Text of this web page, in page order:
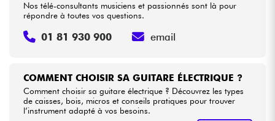
COMMENT CHOISIR SA GUITARE ÉLECTRIQUE ?
Comment choisir sa guitare électrique ? Découvrez les types
de caisses, bois, micros et conseils pratiques pour trouver
l’instrument adapté à vos besoins.
Nos télé-consultants musiciens et passionnés sont là pour
répondre à toutes vos questions.
01 81 930 900 email